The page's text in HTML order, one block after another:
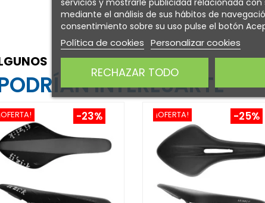
INTERESARTE
-23% ¡OFERTA! -25%
mediante el análisis de sus hábitos de
consentimiento sobre su uso pulse el botón
Política de cookies Personalizar cookies
RECHAZAR TODO